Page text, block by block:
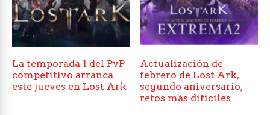
La temporada 1 del PvP
competitivo arranca
este jueves en Lost Ark
Actualización de
febrero de Lost Ark,
segundo aniversario,
retos más difíciles